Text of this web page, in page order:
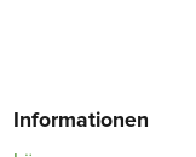
Informationen